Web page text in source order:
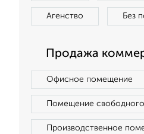
Агенство Без
Продажа
Офисное помещение
Помещение свободного
Производственное